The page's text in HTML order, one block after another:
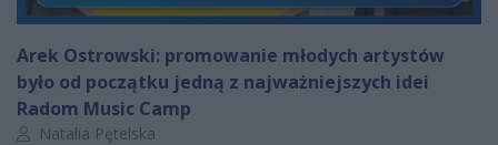
Arek Ostrowski: promowanie młodych artystów
było od początku jedną z najważniejszych idei
Radom Music Camp
Autor artykułu:
Natalia Pętelska